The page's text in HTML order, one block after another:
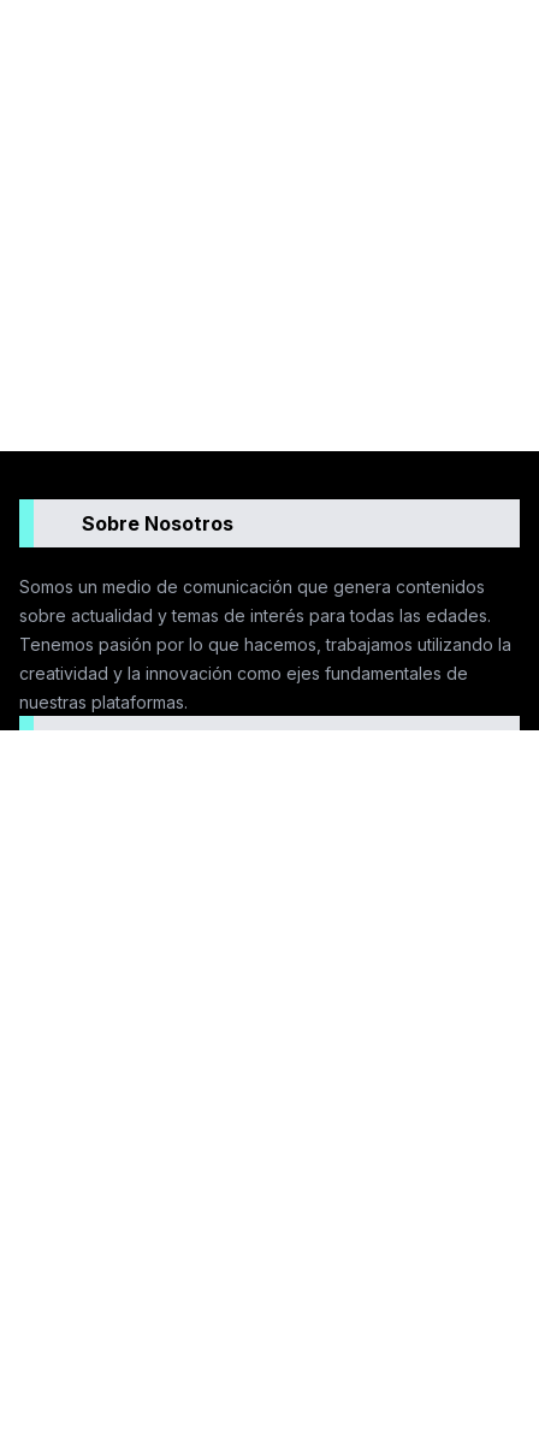
Sobre Nosotros
Somos un medio de comunicación que genera contenidos
sobre actualidad y temas de interés para todas las edades.
Tenemos pasión por lo que hacemos, trabajamos utilizando la
creatividad y la innovación como ejes fundamentales de
nuestras plataformas.